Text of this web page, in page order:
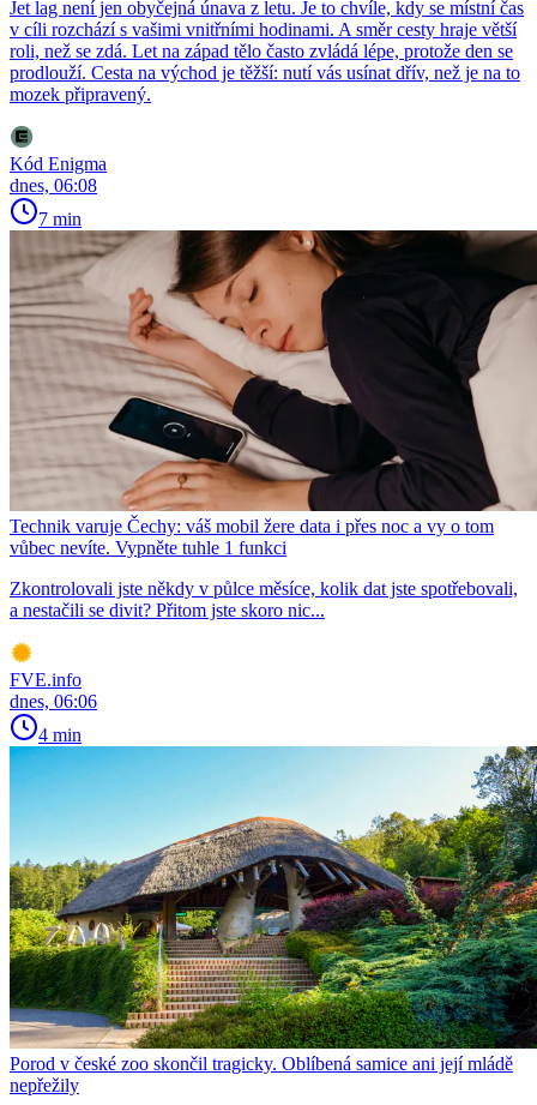
Jet lag není jen obyčejná únava z letu. Je to chvíle, kdy se místní čas
v cíli rozchází s vašimi vnitřními hodinami. A směr cesty hraje větší
roli, než se zdá. Let na západ tělo často zvládá lépe, protože den se
prodlouží. Cesta na východ je těžší: nutí vás usínat dřív, než je na to
mozek připravený.
Kód Enigma
dnes, 06:08
7 min
Technik varuje Čechy: váš mobil žere data i přes noc a vy o tom
vůbec nevíte. Vypněte tuhle 1 funkci
Zkontrolovali jste někdy v půlce měsíce, kolik dat jste spotřebovali,
a nestačili se divit? Přitom jste skoro nic...
FVE.info
dnes, 06:06
4 min
Porod v české zoo skončil tragicky. Oblíbená samice ani její mládě
nepřežily